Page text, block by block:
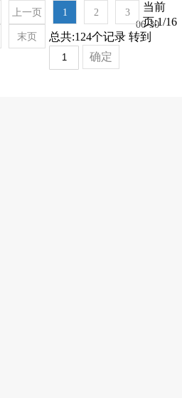
06-30
上一页 1 2 3
末页
当前
页:1/16
总共:124个记录 转到
确定